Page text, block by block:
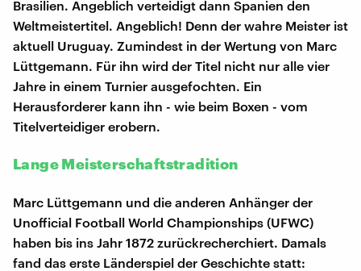
Brasilien. Angeblich verteidigt dann Spanien den
Weltmeistertitel. Angeblich! Denn der wahre Meister ist
aktuell Uruguay. Zumindest in der Wertung von Marc
Lüttgemann. Für ihn wird der Titel nicht nur alle vier
Jahre in einem Turnier ausgefochten. Ein
Herausforderer kann ihn - wie beim Boxen - vom
Titelverteidiger erobern.
Lange Meisterschaftstradition
Marc Lüttgemann und die anderen Anhänger der
Unofficial Football World Championships (UFWC)
haben bis ins Jahr 1872 zurückrecherchiert. Damals
fand das erste Länderspiel der Geschichte statt: